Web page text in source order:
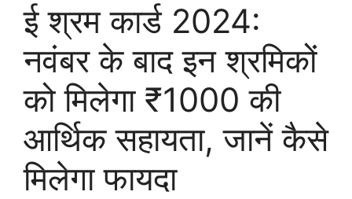
ई श्रम कार्ड 2024:
नवंबर के बाद इन श्रमिकों
को मिलेगा ₹1000 की
आर्थिक सहायता, जानें कैसे
मिलेगा फायदा